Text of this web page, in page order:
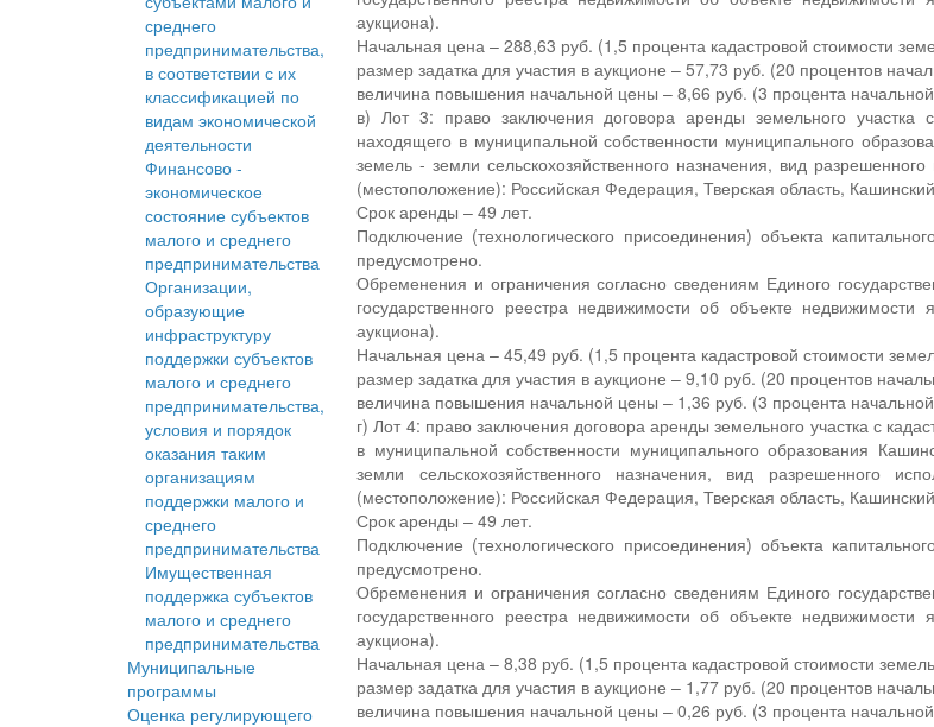
среднего
предпринимательства,
в соответствии с их
классификацией по
видам экономической
деятельности
Финансово -
экономическое
состояние субъектов
малого и среднего
предпринимательства
Организации,
образующие
инфраструктуру
поддержки субъектов
малого и среднего
предпринимательства,
условия и порядок
оказания таким
организациям
поддержки малого и
среднего
предпринимательства
Имущественная
поддержка субъектов
малого и среднего
предпринимательства
Муниципальные
программы
Оценка регулирующего
аукциона).
Начальная цена – 288,63 руб. (1,5 процента кадастровой стоимости
размер задатка для участия в аукционе – 57,73 руб. (20 процентов
величина повышения начальной цены – 8,66 руб. (3 процента
в) Лот 3: право заключения договора аренды земельного
находящего в муниципальной собственности муниципального
земель - земли сельскохозяйственного назначения, вид
(местоположение): Российская Федерация, Тверская область,
Срок аренды – 49 лет.
Подключение (технологического присоединения) объекта
предусмотрено.
Обременения и ограничения согласно сведениям Единого
государственного реестра недвижимости об объекте
аукциона).
Начальная цена – 45,49 руб. (1,5 процента кадастровой стоимости
размер задатка для участия в аукционе – 9,10 руб. (20 процентов
величина повышения начальной цены – 1,36 руб. (3 процента
г) Лот 4: право заключения договора аренды земельного участка с
в муниципальной собственности муниципального образования
земли сельскохозяйственного назначения, вид разрешенного
(местоположение): Российская Федерация, Тверская область,
Срок аренды – 49 лет.
Подключение (технологического присоединения) объекта
предусмотрено.
Обременения и ограничения согласно сведениям Единого
государственного реестра недвижимости об объекте
аукциона).
Начальная цена – 8,38 руб. (1,5 процента кадастровой стоимости
размер задатка для участия в аукционе – 1,77 руб. (20 процентов
величина повышения начальной цены – 0,26 руб. (3 процента